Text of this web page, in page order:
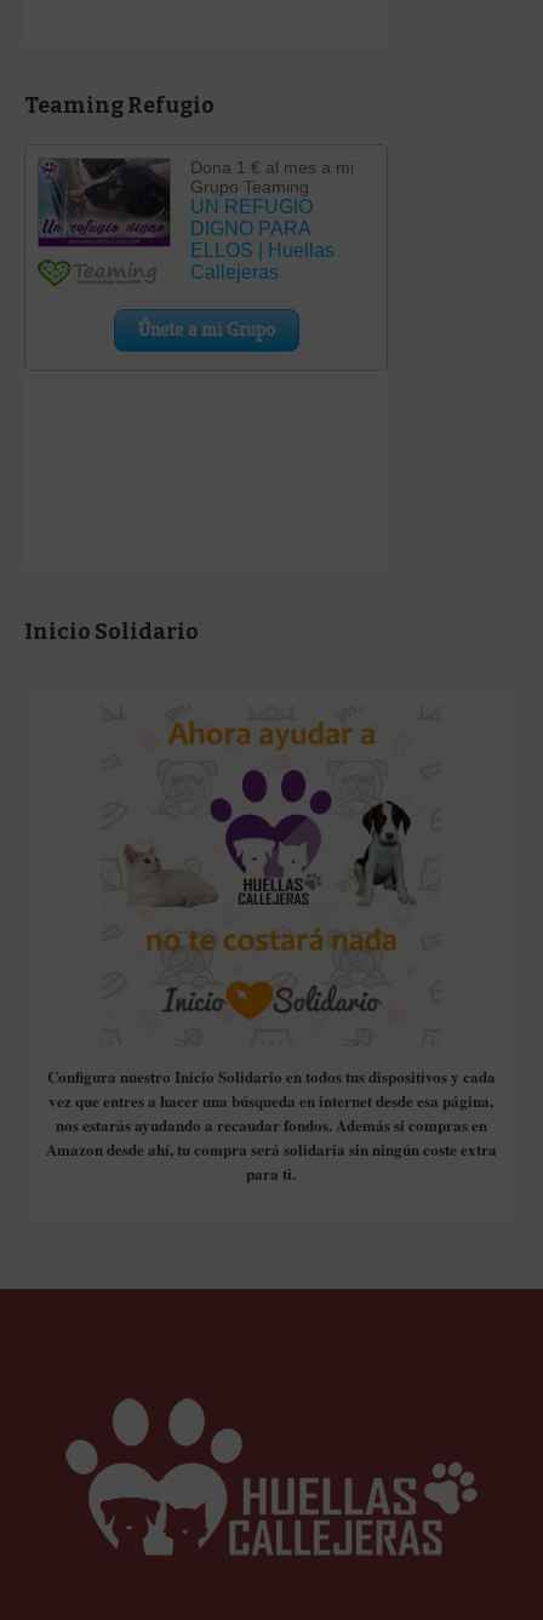
Teaming Refugio
Inicio Solidario
Configura nuestro Inicio Solidario en todos tus dispositivos y cada
vez que entres a hacer una búsqueda en internet desde esa página,
nos estarás ayudando a recaudar fondos. Además si compras en
Amazon desde ahí, tu compra será solidaria sin ningún coste extra
para ti.